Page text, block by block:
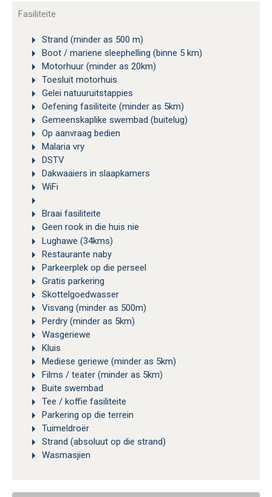
Fasiliteite
Strand (minder as 500 m)
Boot / mariene sleephelling (binne 5 km)
Motorhuur (minder as 20km)
Toesluit motorhuis
Gelei natuuruitstappies
Oefening fasiliteite (minder as 5km)
Gemeenskaplike swembad (buitelug)
Op aanvraag bedien
Malaria vry
DSTV
Dakwaaiers in slaapkamers
WiFi
Braai fasiliteite
Geen rook in die huis nie
Lughawe (34kms)
Restaurante naby
Parkeerplek op die perseel
Gratis parkering
Skottelgoedwasser
Visvang (minder as 500m)
Perdry (minder as 5km)
Wasgeriewe
Kluis
Mediese geriewe (minder as 5km)
Films / teater (minder as 5km)
Buite swembad
Tee / koffie fasiliteite
Parkering op die terrein
Tuimeldroër
Strand (absoluut op die strand)
Wasmasjien